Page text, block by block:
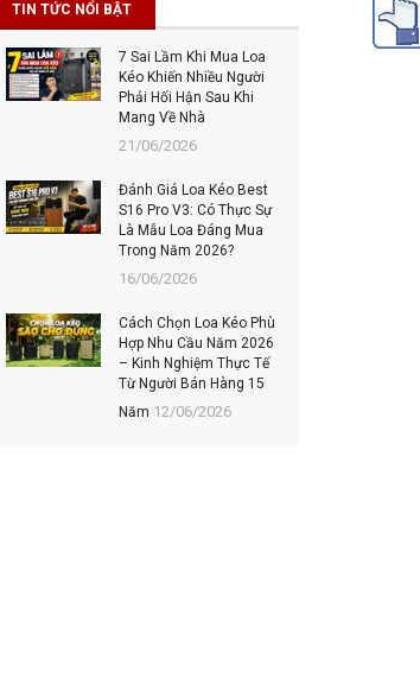
TIN TỨC NỔI BẬT
7 Sai Lầm Khi Mua Loa
Kéo Khiến Nhiều Người
Phải Hối Hận Sau Khi
Mang Về Nhà
21/06/2026
Đánh Giá Loa Kéo Best
S16 Pro V3: Có Thực Sự
Là Mẫu Loa Đáng Mua
Trong Năm 2026?
16/06/2026
Cách Chọn Loa Kéo Phù
Hợp Nhu Cầu Năm 2026
– Kinh Nghiệm Thực Tế
Từ Người Bán Hàng 15
Năm 12/06/2026